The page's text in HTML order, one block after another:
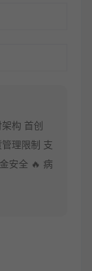
构 首创
理限制 支
安全 🔥 病